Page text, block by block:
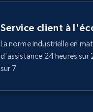
Service client à
La norme industrielle en
d'assistance 24 heures sur
sur 7